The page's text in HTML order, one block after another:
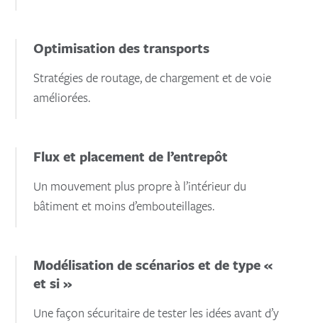
Optimisation des transports
Stratégies de routage, de chargement et de voie
améliorées.
Flux et placement de l’entrepôt
Un mouvement plus propre à l’intérieur du
bâtiment et moins d’embouteillages.
Modélisation de scénarios et de type «
et si »
Une façon sécuritaire de tester les idées avant d’y